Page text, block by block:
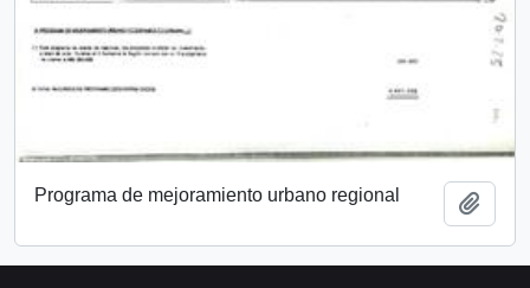
Programa de mejoramiento urbano regional